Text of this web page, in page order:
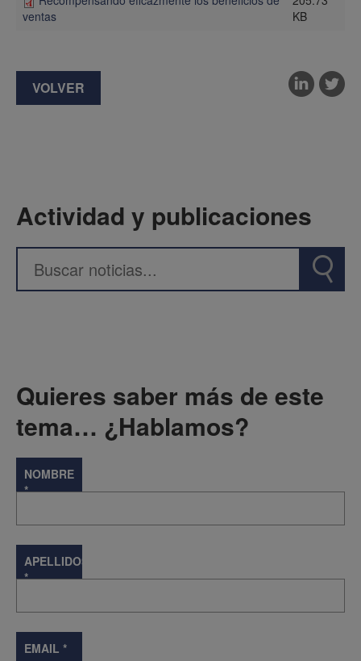
ventas
KB
VOLVER
Actividad y publicaciones
Quieres saber más de este
tema… ¿Hablamos?
NOMBRE
*
APELLIDOS
*
EMAIL *